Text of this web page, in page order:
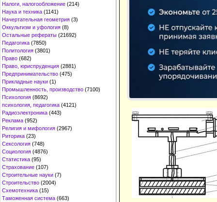
Налоги, налогообложение (214)
Наука и техника (1141)
Начертательная геометрия (3)
Оккультизм и уфология (8)
Остальные рефераты (21692)
Педагогика (7850)
Политология (3801)
Право (682)
Право, юриспруденция (2881)
Предпринимательство (475)
Прикладные науки (1)
Промышленность, производство (7100)
Психология (8692)
психология, педагогика (4121)
Радиоэлектроника (443)
Реклама (952)
Религия и мифология (2967)
Риторика (23)
Сексология (748)
Социология (4876)
Статистика (95)
Страхование (107)
Строительные науки (7)
Строительство (2004)
Схемотехника (15)
Таможенная система (663)